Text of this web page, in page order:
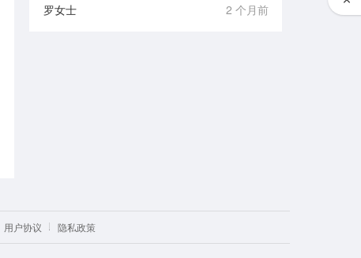
罗女士
2 个月前
用户协议 隐私政策